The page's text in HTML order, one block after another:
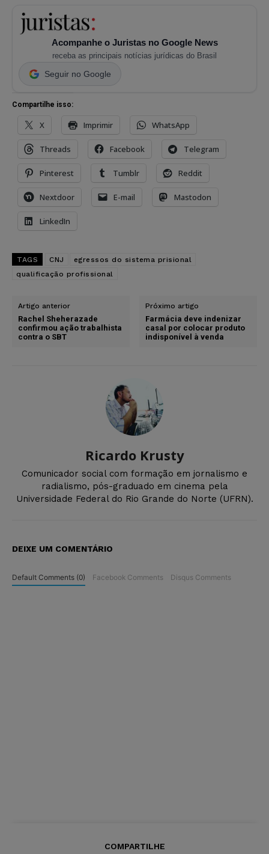
Acompanhe o Juristas no Google News
receba as principais notícias jurídicas do Brasil
Seguir no Google
Compartilhe isso:
X Imprimir WhatsApp
Threads Facebook Telegram
Pinterest Tumblr Reddit
Nextdoor E-mail Mastodon
LinkedIn
TAGS CNJ
egressos do sistema prisional
qualificação profissional
Artigo anterior
Rachel Sheherazade
confirmou ação trabalhista
contra o SBT
Próximo artigo
Farmácia deve indenizar
casal por colocar produto
indisponível à venda
Ricardo Krusty
Comunicador social com formação em jornalismo e
radialismo, pós-graduado em cinema pela
Universidade Federal do Rio Grande do Norte (UFRN).
DEIXE UM COMENTÁRIO
Default Comments (0) Facebook Comments Disqus Comments
COMPARTILHE